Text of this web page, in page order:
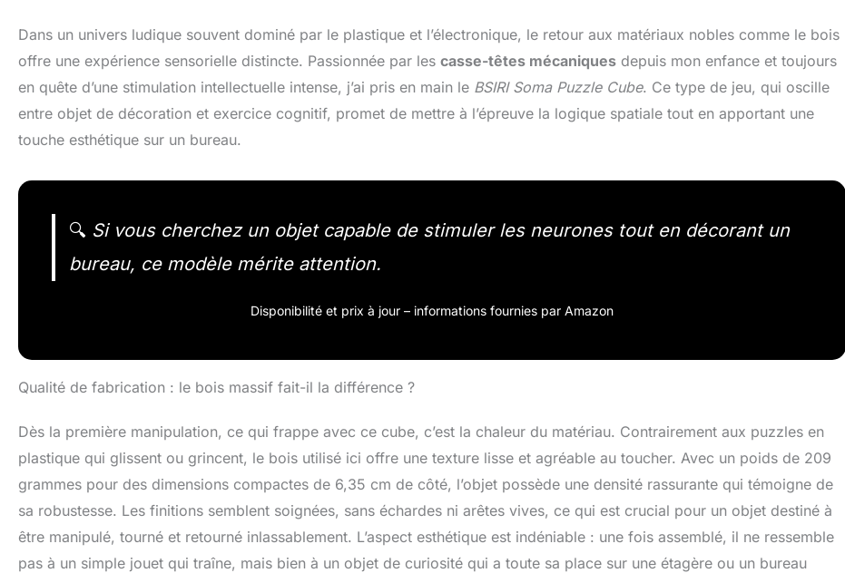
Dans un univers ludique souvent dominé par le plastique et l’électronique, le retour aux matériaux nobles comme le bois
offre une expérience sensorielle distincte. Passionnée par les casse-têtes mécaniques depuis mon enfance et toujours
en quête d’une stimulation intellectuelle intense, j’ai pris en main le BSIRI Soma Puzzle Cube. Ce type de jeu, qui oscille
entre objet de décoration et exercice cognitif, promet de mettre à l’épreuve la logique spatiale tout en apportant une
touche esthétique sur un bureau.
🔍 Si vous cherchez un objet capable de stimuler les neurones tout en décorant un
bureau, ce modèle mérite attention.
Disponibilité et prix à jour – informations fournies par Amazon
Qualité de fabrication : le bois massif fait-il la différence ?
Dès la première manipulation, ce qui frappe avec ce cube, c’est la chaleur du matériau. Contrairement aux puzzles en
plastique qui glissent ou grincent, le bois utilisé ici offre une texture lisse et agréable au toucher. Avec un poids de 209
grammes pour des dimensions compactes de 6,35 cm de côté, l’objet possède une densité rassurante qui témoigne de
sa robustesse. Les finitions semblent soignées, sans échardes ni arêtes vives, ce qui est crucial pour un objet destiné à
être manipulé, tourné et retourné inlassablement. L’aspect esthétique est indéniable : une fois assemblé, il ne ressemble
pas à un simple jouet qui traîne, mais bien à un objet de curiosité qui a toute sa place sur une étagère ou un bureau